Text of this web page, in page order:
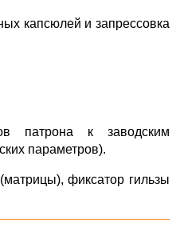
капсюлей и запрессовка
патрона к заводским
параметров).
фиксатор гильзы